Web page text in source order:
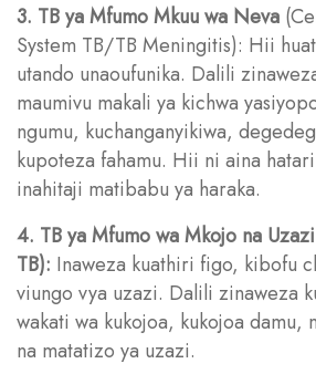
3. TB ya Mfumo Mkuu wa Neva
System TB/TB Meningitis): Hii
utando unaoufunika. Dalili
maumivu makali ya kichwa
ngumu, kuchanganyikiwa,
kupoteza fahamu. Hii ni aina hatari
inahitaji matibabu ya haraka.
4. TB ya Mfumo wa Mkojo na
TB): Inaweza kuathiri figo, kibofu
viungo vya uzazi. Dalili zinaweza
wakati wa kukojoa, kukojoa damu,
na matatizo ya uzazi.